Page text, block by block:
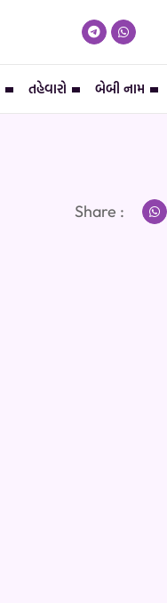
તહેવારો બેબી નામ
Share :